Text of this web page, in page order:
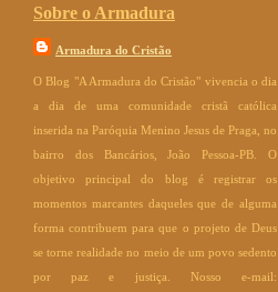
Sobre o Armadura
Armadura do Cristão
O Blog "A Armadura do Cristão" vivencia o dia
a dia de uma comunidade cristã católica
inserida na Paróquia Menino Jesus de Praga, no
bairro dos Bancários, João Pessoa-PB. O
objetivo principal do blog é registrar os
momentos marcantes daqueles que de alguma
forma contribuem para que o projeto de Deus
se torne realidade no meio de um povo sedento
por paz e justiça. Nosso e-mail: